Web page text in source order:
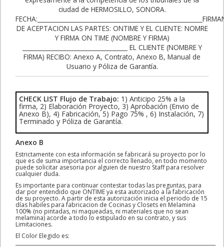
CHECK LIST Flujo de Trabajo: 1) Anticipo 25% a la
firma, 2) Elaboración Proyecto, 3) Aprobación (Envio de
Anexo B), 4) Fabricación, 5) Pago 75% , 6) Instalación, 7)
Terminado y Póliza de Garantía.
Anexo B
Estrictamente con esta información se fabricará su proyecto por lo
que es de suma importancia el correcto llenado, en todo momento
puede solicitar asesoria por alguien de nuestro Staff para resolver
cualquier duda.
Es importante para continuar contestar todas las preguntas, para
dar por entendido que ONTIME ya esta autorizado a la fabricación
de su proyecto. A partir de esta autorización inicia el periodo de 15
días habiles para fabricacion de Cocinas y Closets en Melamina
100% (no pintadas, ni maqueadas, ni materiales que no sean
melamina) acorde a todo lo estipulado en su contrato, y sus
Limitaciones.
El Color Elegido es:
________________________________________________________________________________